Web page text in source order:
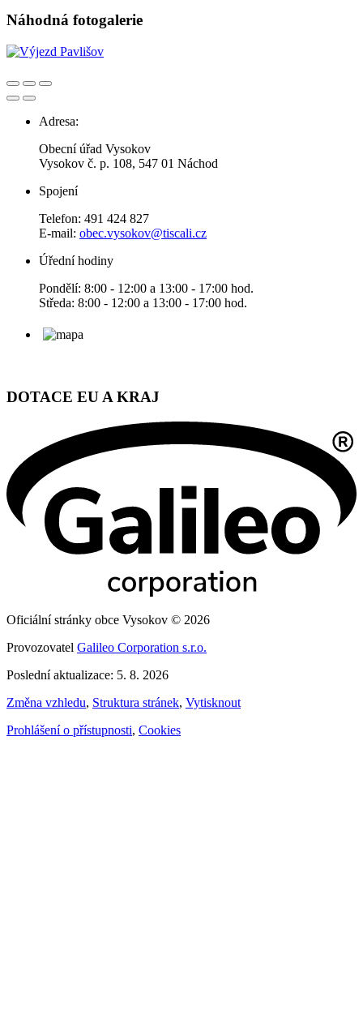
Náhodná fotogalerie
Adresa:
Obecní úřad Vysokov
Vysokov č. p. 108, 547 01 Náchod
Spojení
Telefon: 491 424 827
E-mail: obec.vysokov@tiscali.cz
Úřední hodiny
Pondělí: 8:00 - 12:00 a 13:00 - 17:00 hod.
Středa: 8:00 - 12:00 a 13:00 - 17:00 hod.
DOTACE EU A KRAJ
Oficiální stránky obce Vysokov © 2026
Provozovatel Galileo Corporation s.r.o.
Poslední aktualizace: 5. 8. 2026
Změna vzhledu, Struktura stránek, Vytisknout
Prohlášení o přístupnosti, Cookies